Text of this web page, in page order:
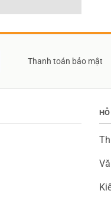
Thanh toán bảo mật